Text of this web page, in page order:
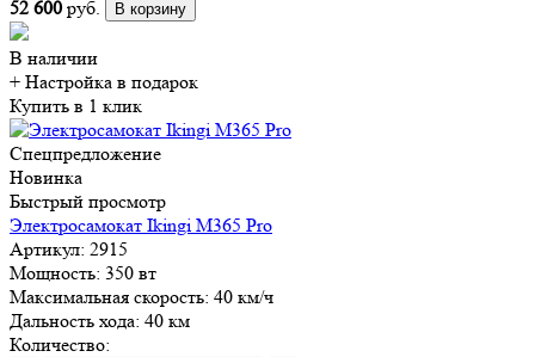
52 600 руб. В корзину
В наличии
+ Настройка в подарок
Купить в 1 клик
Спецпредложение
Новинка
Быстрый просмотр
Электросамокат Ikingi M365 Pro
Артикул: 2915
Мощность: 350 вт
Максимальная скорость: 40 км/ч
Дальность хода: 40 км
Количество: